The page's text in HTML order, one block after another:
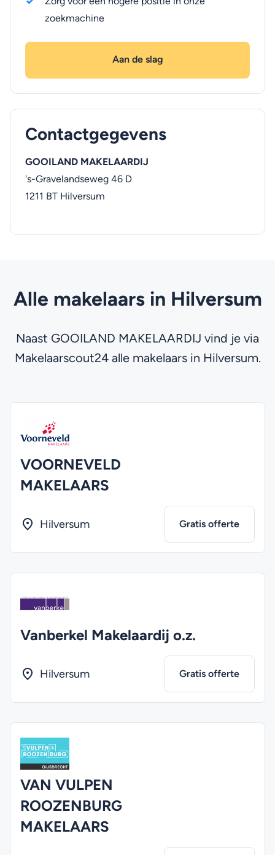
zoekmachine
Aan de slag
Contactgegevens
GOOILAND MAKELAARDIJ
's-Gravelandseweg 46 D
1211 BT Hilversum
Alle makelaars in Hilversum
Naast GOOILAND MAKELAARDIJ vind je via
Makelaarscout24 alle makelaars in Hilversum.
VOORNEVELD
MAKELAARS
Hilversum Gratis offerte
Vanberkel Makelaardij o.z.
Hilversum Gratis offerte
VAN VULPEN
ROOZENBURG
MAKELAARS